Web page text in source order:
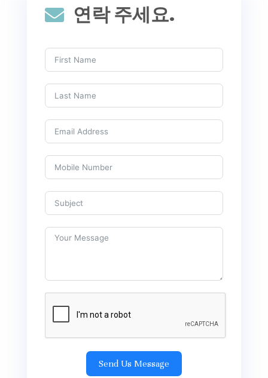
 연락 주세요.
Send Us Message